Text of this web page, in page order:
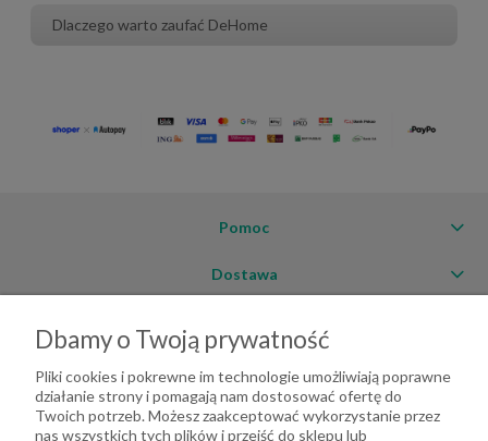
Dlaczego warto zaufać DeHome
Pomoc
Dostawa
O firmie
Dbamy o Twoją prywatność
Pliki cookies i pokrewne im technologie umożliwiają poprawne
działanie strony i pomagają nam dostosować ofertę do
Twoich potrzeb. Możesz zaakceptować wykorzystanie przez
nas wszystkich tych plików i przejść do sklepu lub